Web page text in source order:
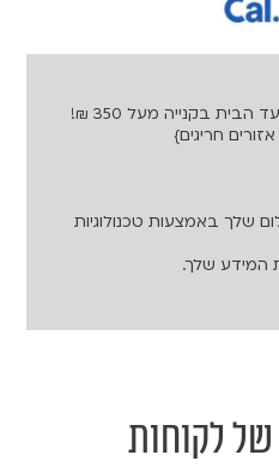
בקנייה מעל 350 ₪!
שלך באמצעות טכנולוגיות
המידע שלך.
לקוחות